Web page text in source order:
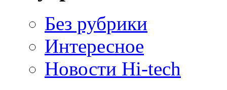
Без рубрики
Интересное
Новости Hi-tech